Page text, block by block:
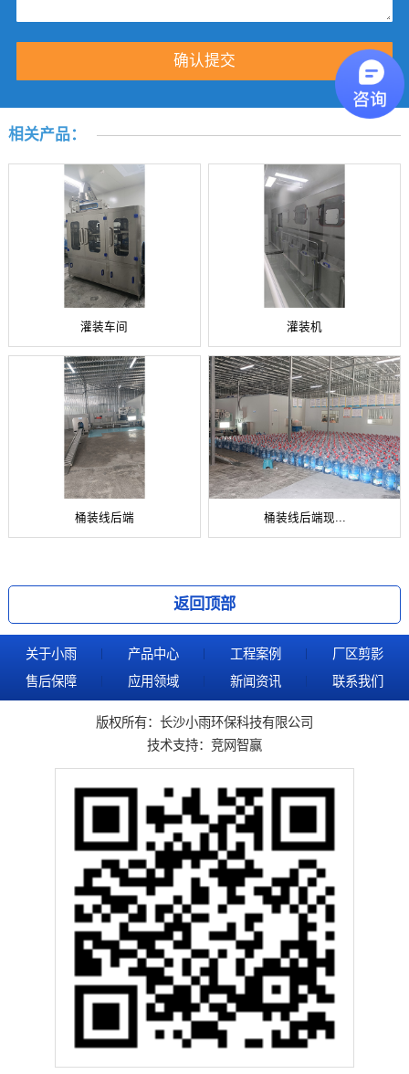
相关产品：
灌装车间 灌装机
桶装线后端 桶装线后端现...
返回顶部
关于小雨 产品中心 工程案例
厂区剪影
售后保障
应用领域 新闻资讯 联系我们
版权所有：长沙小雨环保科技有限公司
技术支持： 竞网智赢